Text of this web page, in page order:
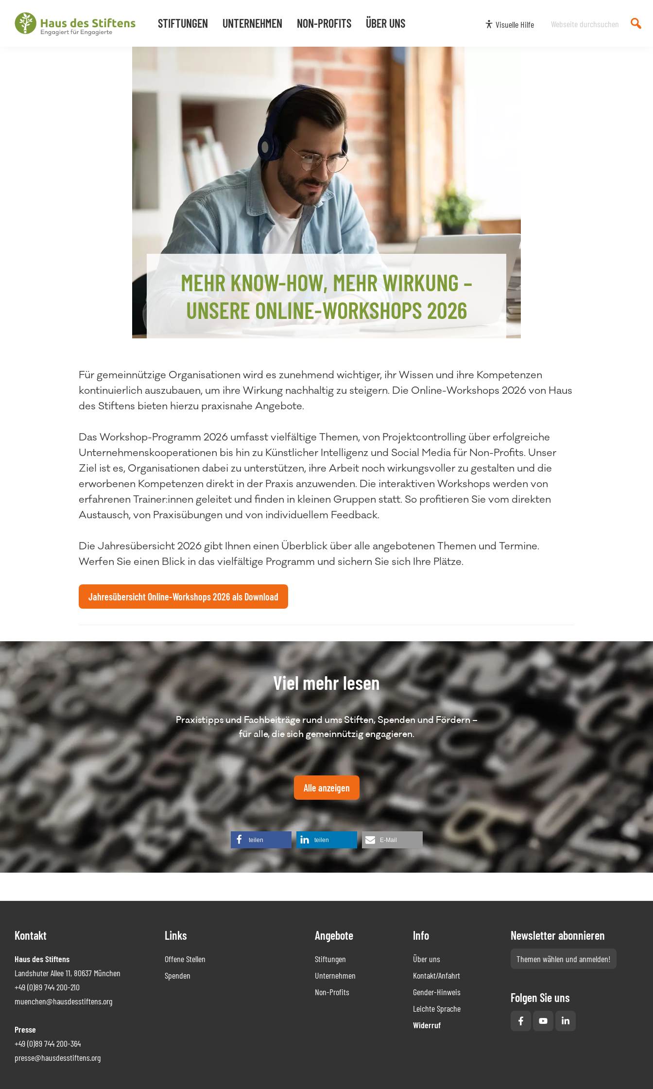
Hauptnavigation
Inhalt
Fußzeile
Webseite
STIFTUNGEN UNTERNEHMEN NON-PROFITS ÜBER UNS Visuelle Hilfe
MEHR KNOW-HOW, MEHR WIRKUNG –
UNSERE ONLINE-WORKSHOPS 2026
Für gemeinnützige Organisationen wird es zunehmend wichtiger, ihr Wissen und ihre Kompetenzen
kontinuierlich auszubauen, um ihre Wirkung nachhaltig zu steigern. Die Online-Workshops 2026 von Haus
des Stiftens bieten hierzu praxisnahe Angebote.
Das Workshop-Programm 2026 umfasst vielfältige Themen, von Projektcontrolling über erfolgreiche
Unternehmenskooperationen bis hin zu Künstlicher Intelligenz und Social Media für Non-Profits. Unser
Ziel ist es, Organisationen dabei zu unterstützen, ihre Arbeit noch wirkungsvoller zu gestalten und die
erworbenen Kompetenzen direkt in der Praxis anzuwenden. Die interaktiven Workshops werden von
erfahrenen Trainer:innen geleitet und finden in kleinen Gruppen statt. So profitieren Sie vom direkten
Austausch, von Praxisübungen und von individuellem Feedback.
Die Jahresübersicht 2026 gibt Ihnen einen Überblick über alle angebotenen Themen und Termine.
Werfen Sie einen Blick in das vielfältige Programm und sichern Sie sich Ihre Plätze.
Jahresübersicht Online-Workshops 2026 als Download
Viel mehr lesen
Praxistipps und Fachbeiträge rund ums Stiften, Spenden und Fördern –
für alle, die sich gemeinnützig engagieren.
Alle anzeigen
teilen teilen E-Mail
Kontakt
Haus des Stiftens
Landshuter Allee 11, 80637 München
+49 (0)89 744 200-210
muenchen@hausdesstiftens.org
Presse
+49 (0)89 744 200-364
presse@hausdesstiftens.org
Links
Offene Stellen
Spenden
Angebote
Stiftungen
Unternehmen
Non-Profits
Info
Über uns
Kontakt/Anfahrt
Gender-Hinweis
Leichte Sprache
Widerruf
Newsletter abonnieren
Themen wählen und anmelden!
Folgen Sie uns